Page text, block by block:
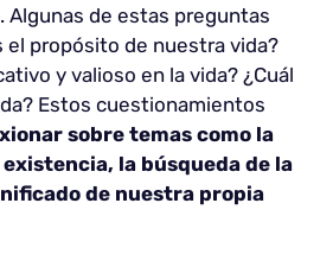
Algunas de estas preguntas
el propósito de nuestra vida?
y valioso en la vida? ¿Cuál
Estos cuestionamientos
sobre temas como la
la búsqueda de la
de nuestra propia